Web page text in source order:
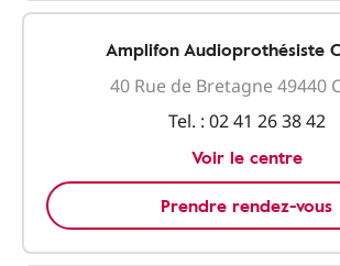
Amplifon Audioprothésiste
40 Rue de Bretagne 49440
Tel. : 02 41 26 38 42
Voir le centre
Prendre rendez-vous